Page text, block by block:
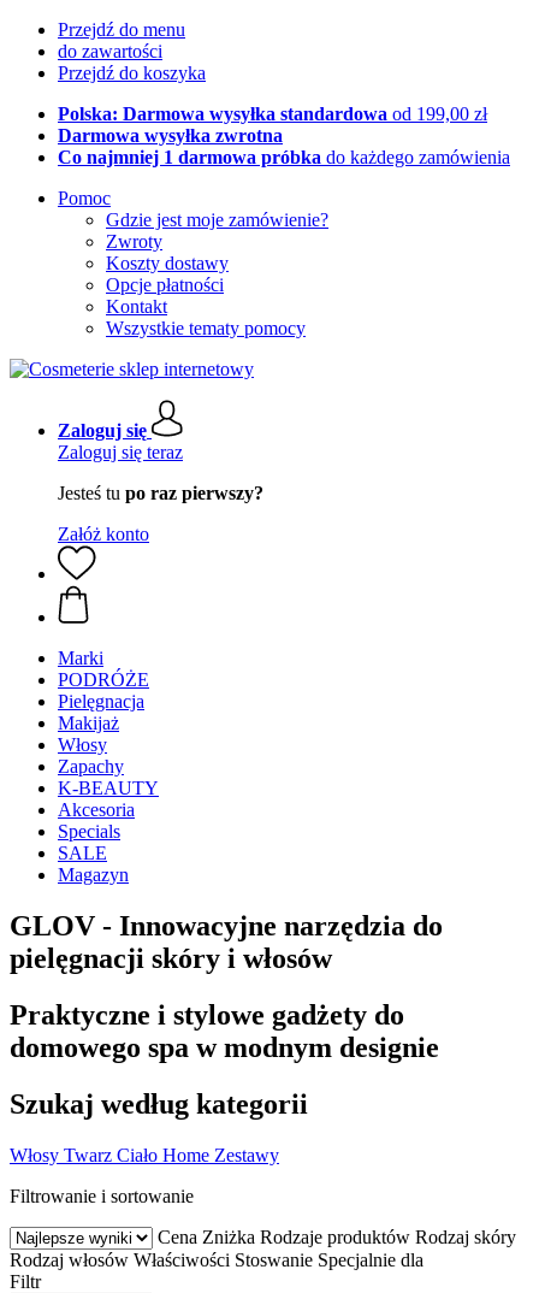
Przejdź do menu
do zawartości
Przejdź do koszyka
Polska: Darmowa wysyłka standardowa od 199,00 zł
Darmowa wysyłka zwrotna
Co najmniej 1 darmowa próbka do każdego zamówienia
Pomoc
Gdzie jest moje zamówienie?
Zwroty
Koszty dostawy
Opcje płatności
Kontakt
Wszystkie tematy pomocy
Zaloguj się
Zaloguj się teraz
Jesteś tu po raz pierwszy?
Załóż konto
Marki
PODRÓŻE
Pielęgnacja
Makijaż
Włosy
Zapachy
K-BEAUTY
Akcesoria
Specials
SALE
Magazyn
GLOV - Innowacyjne narzędzia do
pielęgnacji skóry i włosów
Praktyczne i stylowe gadżety do
domowego spa w modnym designie
Szukaj według kategorii
Włosy Twarz Ciało Home Zestawy
Filtrowanie i sortowanie
Cena Zniżka Rodzaje produktów Rodzaj skóry
Rodzaj włosów Właściwości Stoswanie Specjalnie dla
Filtr